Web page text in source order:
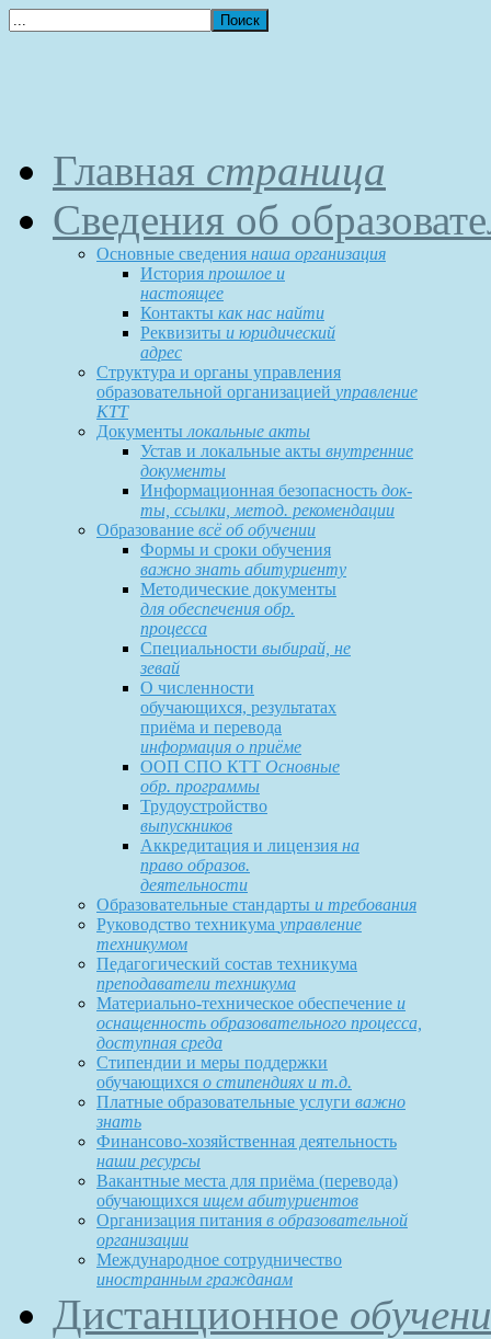
Главная страница
Сведения об
Основные сведения наша организация
История прошлое и
настоящее
Контакты как нас найти
Реквизиты и юридический
адрес
Структура и органы управления
образовательной организацией управление
КТТ
Документы локальные акты
Устав и локальные акты внутренние
документы
Информационная безопасность док-
ты, ссылки, метод. рекомендации
Образование всё об обучении
Формы и сроки обучения
важно знать абитуриенту
Методические документы
для обеспечения обр.
процесса
Специальности выбирай, не
зевай
О численности
обучающихся, результатах
приёма и перевода
информация о приёме
ООП СПО КТТ Основные
обр. программы
Трудоустройство
выпускников
Аккредитация и лицензия на
право образов.
деятельности
Образовательные стандарты и требования
Руководство техникума управление
техникумом
Педагогический состав техникума
преподаватели техникума
Материально-техническое обеспечение и
оснащенность образовательного процесса,
доступная среда
Стипендии и меры поддержки
обучающихся о стипендиях и т.д.
Платные образовательные услуги важно
знать
Финансово-хозяйственная деятельность
наши ресурсы
Вакантные места для приёма (перевода)
обучающихся ищем абитуриентов
Организация питания в образовательной
организации
Международное сотрудничество
иностранным гражданам
Дистанционное